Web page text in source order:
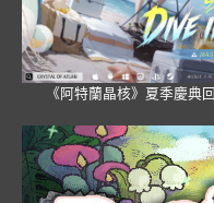
《阿特蘭晶核》夏季慶典